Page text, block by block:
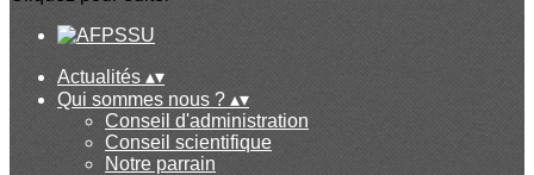
Actualités ▴▾
Qui sommes nous ? ▴▾
Conseil d'administration
Conseil scientifique
Notre parrain